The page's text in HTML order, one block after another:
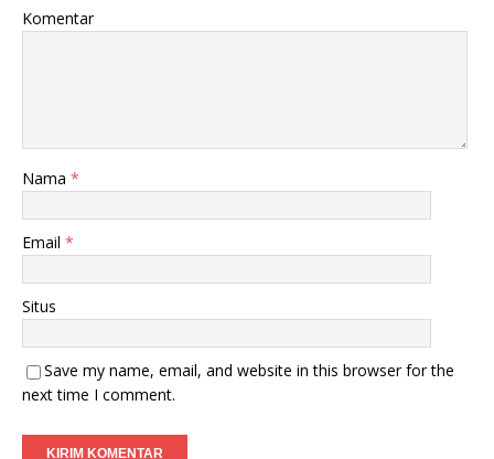
Komentar
Nama *
Email *
Situs
Save my name, email, and website in this browser for the
next time I comment.